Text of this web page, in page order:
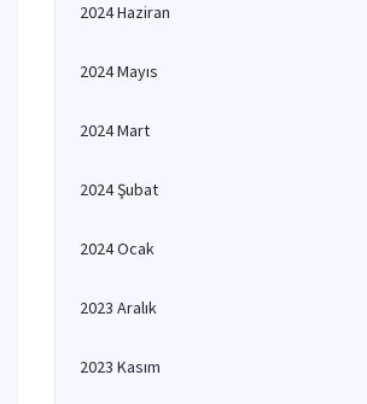
2024 Haziran
2024 Mayıs
2024 Mart
2024 Şubat
2024 Ocak
2023 Aralık
2023 Kasım